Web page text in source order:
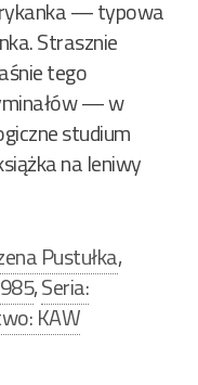
— typowa
Strasznie
tego
— w
studium
na leniwy
Pustułka,
,Seria:
KAW